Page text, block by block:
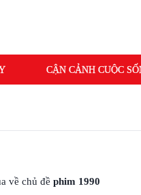
CẬN CẢNH CUỘC
về chủ đề phim 1990